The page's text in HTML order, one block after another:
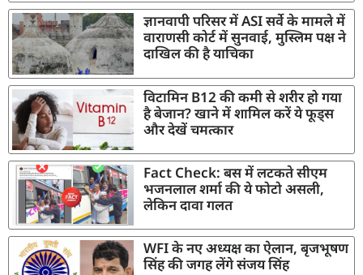
ज्ञानवापी परिसर में ASI सर्वे के मामले में
वाराणसी कोर्ट में सुनवाई, मुस्लिम पक्ष ने
दाखिल की है याचिका
विटामिन B12 की कमी से शरीर हो गया
है बेजान? खाने में शामिल करें ये फूड्स
और देखें चमत्कार
Fact Check: बस में लटकते सीएम
भजनलाल शर्मा की ये फोटो असली,
लेकिन दावा गलत
WFI के नए अध्यक्ष का ऐलान, बृजभूषण
सिंह की जगह लेंगे संजय सिंह